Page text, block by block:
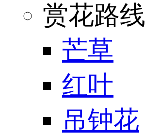
赏花路线
芒草
红叶
吊钟花